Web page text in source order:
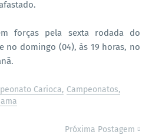
forças pela sexta rodada do
no domingo (04), às 19 horas, no
Carioca Campeonatos
Próxima Postagem